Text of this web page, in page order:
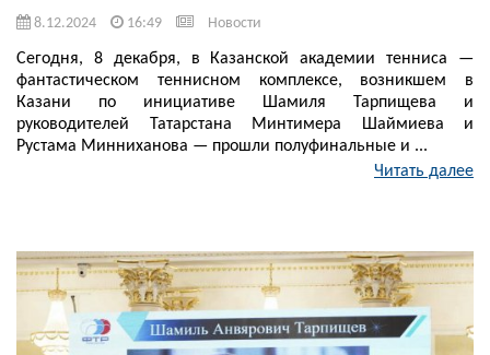
8.12.2024 16:49 Новости
Сегодня, 8 декабря, в Казанской академии тенниса —
фантастическом теннисном комплексе, возникшем в
Казани по инициативе Шамиля Тарпищева и
руководителей Татарстана Минтимера Шаймиева и
Рустама Минниханова — прошли полуфинальные и ...
Читать далее